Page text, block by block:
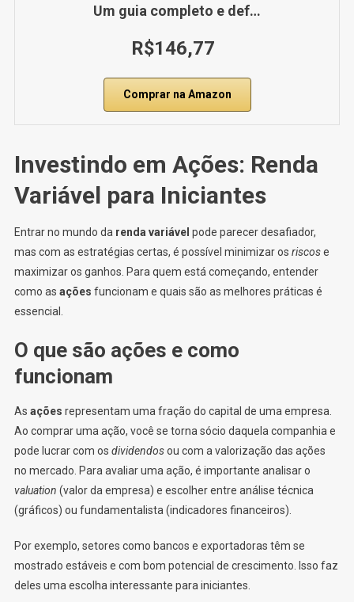
Um guia completo e def…
R$146,77
Comprar na Amazon
Investindo em Ações: Renda
Variável para Iniciantes
Entrar no mundo da renda variável pode parecer desafiador,
mas com as estratégias certas, é possível minimizar os riscose
maximizar os ganhos. Para quem está começando, entender
como as ações funcionam e quais são as melhores práticas é
essencial.
O que são ações e como
funcionam
As ações representam uma fração do capital de uma empresa.
Ao comprar uma ação, você se torna sócio daquela companhia e
pode lucrar com os dividendosou com a valorização das ações
no mercado. Para avaliar uma ação, é importante analisar o
valuation (valor da empresa) e escolher entre análise técnica
(gráficos) ou fundamentalista (indicadores financeiros).
Por exemplo, setores como bancos e exportadoras têm se
mostrado estáveis e com bom potencial de crescimento. Isso faz
deles uma escolha interessante para iniciantes.